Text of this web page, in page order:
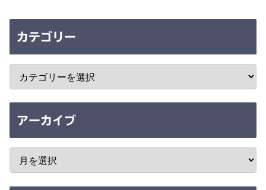
カテゴリー
アーカイブ